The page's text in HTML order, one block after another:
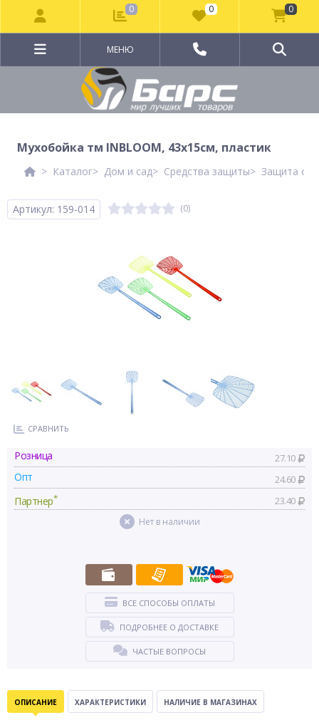
МЕНЮ
Мухобойка тм INBLOOM, 43x15см, пластик
Каталог Дом и сад Средства защиты Защита от
Артикул: 159-014 (0)
СРАВНИТЬ
Розница 27.10
Опт 24.60
Партнер* 23.40
Нет в наличии
ВСЕ СПОСОБЫ ОПЛАТЫ
ПОДРОБНЕЕ О ДОСТАВКЕ
ЧАСТЫЕ ВОПРОСЫ
ОПИСАНИЕ ХАРАКТЕРИСТИКИ НАЛИЧИЕ В МАГАЗИНАХ
0 0 0